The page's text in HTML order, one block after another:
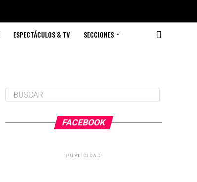
ESPECTÁCULOS & TV SECCIONES
FACEBOOK
PUBLICIDAD